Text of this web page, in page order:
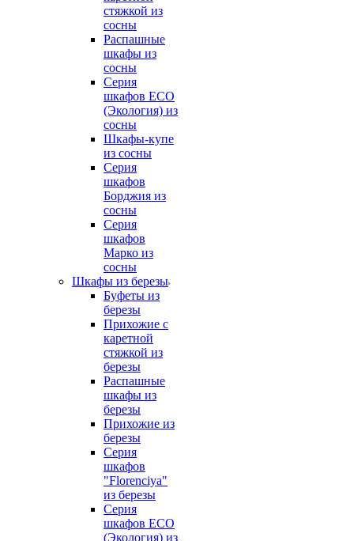
стяжкой из
сосны
Распашные
шкафы из
сосны
Серия
шкафов ECO
(Экология) из
сосны
Шкафы-купе
из сосны
Серия
шкафов
Борджия из
сосны
Серия
шкафов
Марко из
сосны
Шкафы из березы
Буфеты из
березы
Прихожие с
каретной
стяжкой из
березы
Распашные
шкафы из
березы
Прихожие из
березы
Серия
шкафов
"Florenciya"
из березы
Серия
шкафов ECO
(Экология) из